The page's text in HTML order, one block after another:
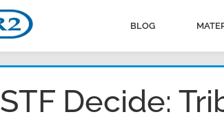
BLOG
STF Decide: